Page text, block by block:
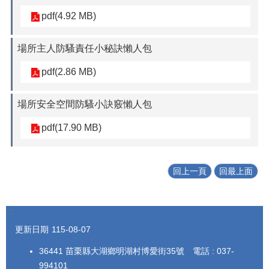
pdf(4.92 MB)
場所主人防騷責任小秘訣懶人包
pdf(2.86 MB)
場所安全空間防騷小訣竅懶人包
pdf(17.90 MB)
回上一頁 回最上面
:::
更新日期 115-08-07
36441 苗栗縣大湖鄉明湖村博愛街35號 電話 : 037-
994101